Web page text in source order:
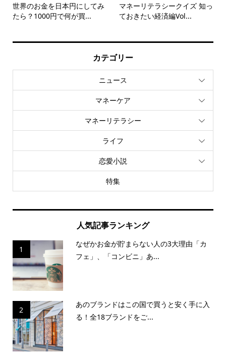
世界のお金を日本円にしてみ
たら？1000円で何が買...
マネーリテラシークイズ 知っ
ておきたい経済編Vol...
カテゴリー
ニュース
マネーケア
マネーリテラシー
ライフ
恋愛小説
特集
人気記事ランキング
1
なぜかお金が貯まらない人の3大理由「カ
フェ」、「コンビニ」あ...
2
あのブランドはこの国で買うと安く手に入
る！全18ブランドをご...